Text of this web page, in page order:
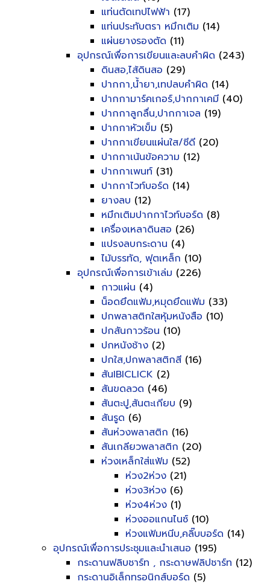
แท่นตัดเทปไฟฟ้า (17)
แท่นประทับตรา หมึกเติม (14)
แผ่นยางรองตัด (11)
อุปกรณ์เพื่อการเขียนและลบคำผิด (243)
ดินสอ,ไส้ดินสอ (29)
ปากกา,น้ำยา,เทปลบคำผิด (14)
ปากกามาร์คเกอร์,ปากกาเคมี (40)
ปากกาลูกลื่น,ปากกาเจล (19)
ปากกาหัวเข็ม (5)
ปากกาเขียนแผ่นใส/ซีดี (20)
ปากกาเน้นข้อความ (12)
ปากกาเพนท์ (31)
ปากกาไวท์บอร์ด (14)
ยางลบ (12)
หมึกเติมปากกาไวท์บอร์ด (8)
เครื่องเหลาดินสอ (26)
แปรงลบกระดาน (4)
ไม้บรรทัด, ฟุตเหล็ก (10)
อุปกรณ์เพื่อการเข้าเล่ม (226)
กาวแผ่น (4)
น็อดยึดแฟ้ม,หมุดยึดแฟ้ม (33)
ปกพลาสติกใสหุ้มหนังสือ (10)
ปกสันกาวร้อน (10)
ปกหนังช้าง (2)
ปกใส,ปกพลาสติกสี (16)
สันIBICLICK (2)
สันขดลวด (46)
สันตะปู,สันตะเกียบ (9)
สันรูด (6)
สันห่วงพลาสติก (16)
สันเกลียวพลาสติก (20)
ห่วงเหล็กใส่แฟ้ม (52)
ห่วง2ห่วง (21)
ห่วง3ห่วง (6)
ห่วง4ห่วง (1)
ห่วงออแกนไนซ์ (10)
ห่วงแฟ้มหนีบ,คลิ๊บบอร์ด (14)
อุปกรณ์เพื่อการประชุมและนำเสนอ (195)
กระดานฟลิบชาร์ท , กระดาษฟลิปชาร์ท (12)
กระดานอิเล็กทรอนิกส์บอร์ด (5)